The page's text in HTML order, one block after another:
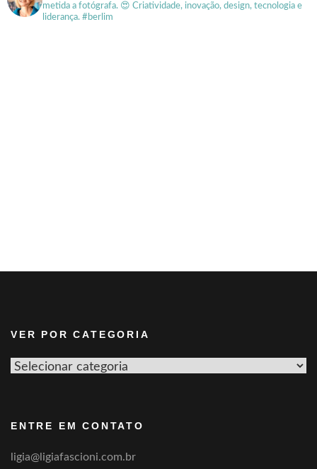
metida a fotógrafa. 😍 Criatividade, inovação, design, tecnologia e
liderança. #berlim
VER POR CATEGORIA
Ver
ENTRE EM CONTATO
ligia@ligiafascioni.com.br